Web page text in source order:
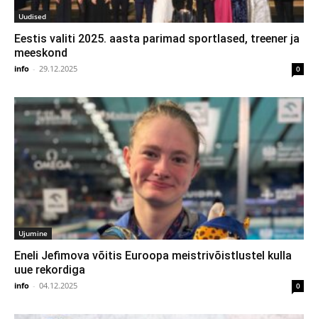
Uudised
Eestis valiti 2025. aasta parimad sportlased, treener ja
meeskond
info - 29.12.2025 0
Ujumine
Eneli Jefimova võitis Euroopa meistrivõistlustel kulla
uue rekordiga
info - 04.12.2025 0